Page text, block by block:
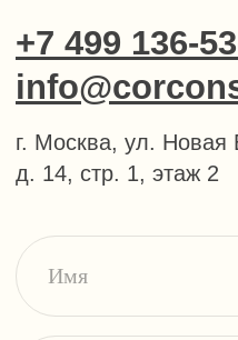
Здания, сооружения и
перепланировки
изменение ПЗЗ
Зоны с особыми условиями
(ЗОУИТ)
Консалтинг и согласование
Статьи